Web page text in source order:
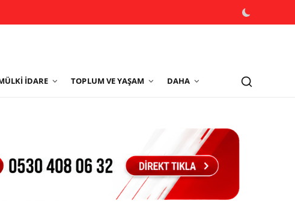
İDARE TOPLUM VE YAŞAM DAHA